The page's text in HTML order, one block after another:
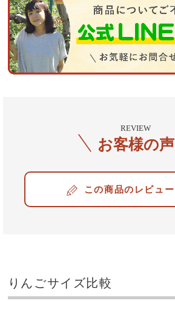
REVIEW
お客様の声
レビュ
りんごサイズ比較